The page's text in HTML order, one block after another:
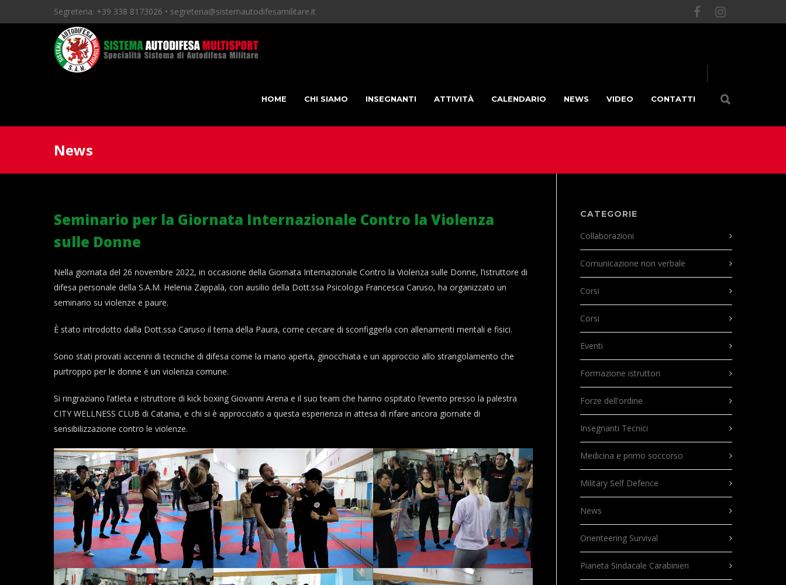
Segreteria: +39 338 8173026 • segreteria@sistemautodifesamilitare.it
HOME CHI SIAMO INSEGNANTI ATTIVITÀ CALENDARIO NEWS VIDEO CONTATTI
News
Seminario per la Giornata Internazionale Contro la Violenza
sulle Donne
Nella giornata del 26 novembre 2022, in occasione della Giornata Internazionale Contro la Violenza sulle Donne, l’istruttore di
difesa personale della S.A.M. Helenia Zappalà, con ausilio della Dott.ssa Psicologa Francesca Caruso, ha organizzato un
seminario su violenze e paure.
È stato introdotto dalla Dott.ssa Caruso il tema della Paura, come cercare di sconfiggerla con allenamenti mentali e fisici.
Sono stati provati accenni di tecniche di difesa come la mano aperta, ginocchiata e un approccio allo strangolamento che
purtroppo per le donne è un violenza comune.
Si ringraziano l’atleta e istruttore di kick boxing Giovanni Arena e il suo team che hanno ospitato l’evento presso la palestra
CITY WELLNESS CLUB di Catania, e chi si è approcciato a questa esperienza in attesa di rifare ancora giornate di
sensibilizzazione contro le violenze.
CATEGORIE
Collaborazioni
Comunicazione non verbale
Corsi
Corsi
Eventi
Formazione istruttori
Forze dell'ordine
Insegnanti Tecnici
Medicina e primo soccorso
Military Self Defence
News
Orienteering Survival
Pianeta Sindacale Carabinieri